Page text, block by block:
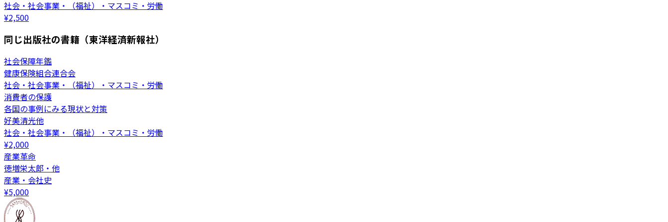
社会・社会事業・（福祉）・マスコミ・労働
¥2,500
同じ出版社の書籍（東洋経済新報社）
社会保障年鑑
健康保険組合連合会
社会・社会事業・（福祉）・マスコミ・労働
消費者の保護
各国の事例にみる現状と対策
好美清光他
社会・社会事業・（福祉）・マスコミ・労働
¥2,000
産業革命
徳増栄太郎・他
産業・会社史
¥5,000